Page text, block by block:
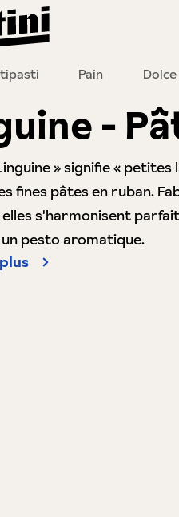
Pain Dolce
-
» signifie «
fines pâtes en ruban.
s'harmonisent
pesto aromatique.